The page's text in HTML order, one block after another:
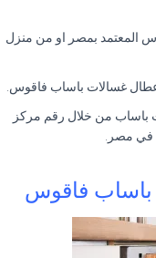
المعتمد بمصر او من منزل
اعطال غسالات باساب فاقوس.
باساب من خلال رقم مركز
في مصر.
باساب فاقوس